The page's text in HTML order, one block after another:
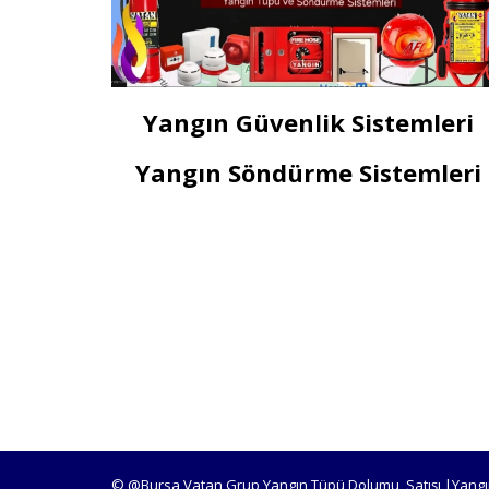
Yangın Güvenlik Sistemleri
Yangın Söndürme Sistemleri
© @Bursa Vatan Grup Yangın Tüpü Dolumu, Satışı